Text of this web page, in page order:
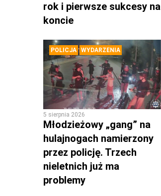
rok i pierwsze sukcesy na
koncie
POLICJA WYDARZENIA
5 sierpnia 2026
Młodzieżowy „gang” na
hulajnogach namierzony
przez policję. Trzech
nieletnich już ma
problemy